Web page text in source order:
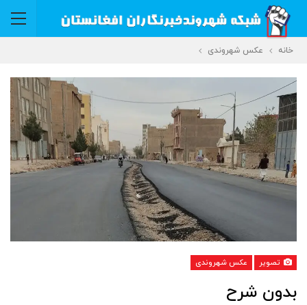
خانه عکس شهروندی
تصویر عکس شهروندی
بدون شرح